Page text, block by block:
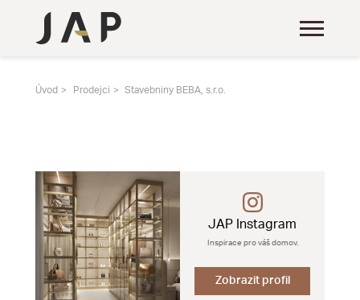
Úvod Prodejci Stavebniny BEBA, s.r.o.
JAP Instagram
Inspirace pro váš domov.
Zobrazit profil